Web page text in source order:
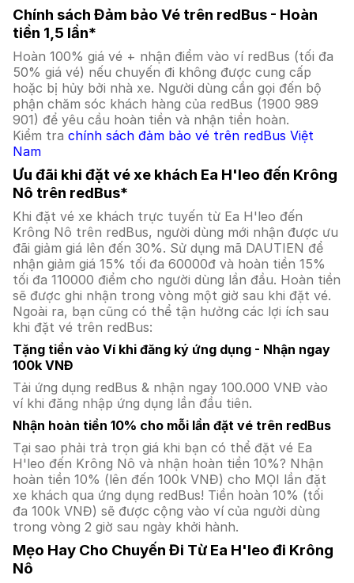
Chính sách Đảm bảo Vé trên redBus - Hoàn
tiền 1,5 lần*
Hoàn 100% giá vé + nhận điểm vào ví redBus (tối đa
50% giá vé) nếu chuyến đi không được cung cấp
hoặc bị hủy bởi nhà xe. Người dùng cần gọi đến bộ
phận chăm sóc khách hàng của redBus (1900 989
901) để yêu cầu hoàn tiền và nhận tiền hoàn.
Kiểm tra chính sách đảm bảo vé trên redBus Việt
Nam
Ưu đãi khi đặt vé xe khách Ea H'leo đến Krông
Nô trên redBus*
Khi đặt vé xe khách trực tuyến từ Ea H'leo đến
Krông Nô trên redBus, người dùng mới nhận được ưu
đãi giảm giá lên đến 30%. Sử dụng mã DAUTIEN để
nhận giảm giá 15% tối đa 60000đ và hoàn tiền 15%
tối đa 110000 điểm cho người dùng lần đầu. Hoàn tiền
sẽ được ghi nhận trong vòng một giờ sau khi đặt vé.
Ngoài ra, bạn cũng có thể tận hưởng các lợi ích sau
khi đặt vé trên redBus:
Tặng tiền vào Ví khi đăng ký ứng dụng - Nhận ngay
100k VNĐ
Tải ứng dụng redBus & nhận ngay 100.000 VNĐ vào
ví khi đăng nhập ứng dụng lần đầu tiên.
Nhận hoàn tiền 10% cho mỗi lần đặt vé trên redBus
Tại sao phải trả trọn giá khi bạn có thể đặt vé Ea
H'leo đến Krông Nô và nhận hoàn tiền 10%? Nhận
hoàn tiền 10% (lên đến 100k VNĐ) cho MỌI lần đặt
xe khách qua ứng dụng redBus! Tiền hoàn 10% (tối
đa 100k VNĐ) sẽ được cộng vào ví của người dùng
trong vòng 2 giờ sau ngày khởi hành.
Mẹo Hay Cho Chuyến Đi Từ Ea H'leo đi Krông
Nô